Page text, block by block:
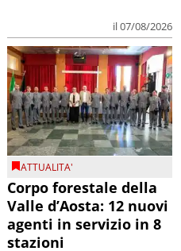
il 07/08/2026
ATTUALITA'
Corpo forestale della
Valle d’Aosta: 12 nuovi
agenti in servizio in 8
stazioni